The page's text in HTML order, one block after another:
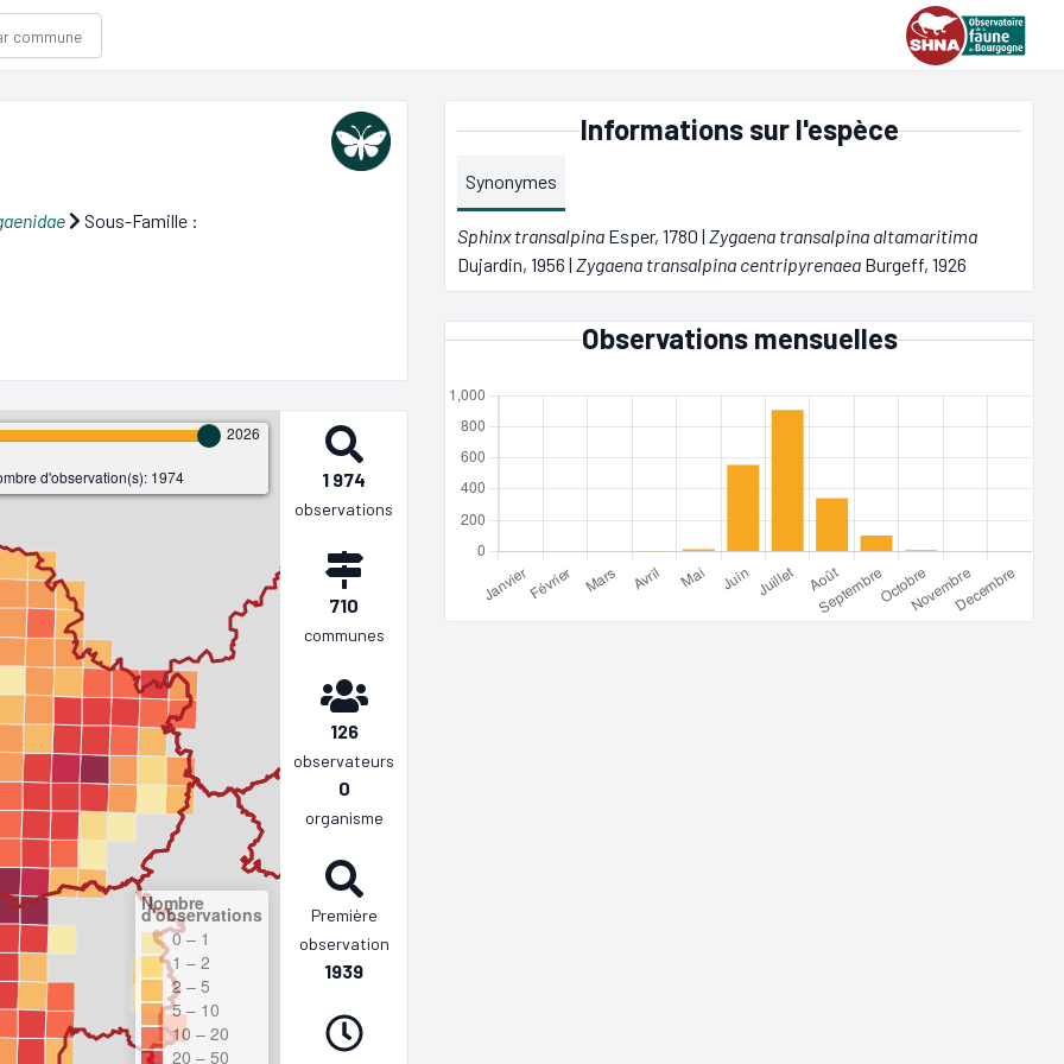
Sous-Famille :
2026
d'observation(s): 1974
Nombre
d'observations
0 – 1
1 – 2
2 – 5
5 – 10
10 – 20
20 – 50
1 974
observations
710
communes
126
observateurs
0
organisme
Première
observation
1939
Informations sur l'espèce
Synonymes
Sphinx transalpina Esper, 1780 |Zygaena transalpina altamaritima
Dujardin, 1956 |Zygaena transalpina centripyrenaea Burgeff, 1926
Observations mensuelles